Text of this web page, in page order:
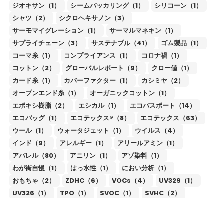
ジオキサン（1）
シームパッカリング（1）
シリコーン（1）
シャツ（2）
シクロヘキサノン（3）
サーモマイグレーション（1）
サーマルマネキン（1）
サプライチェーン（3）
サステナブル（41）
ゴム製品（1）
コーマ糸（1）
コンプライアンス（1）
コロナ禍（1）
コットン（2）
グローバルレポート（9）
クロー値（1）
カード糸（1）
カバーファクター（1）
カシミヤ（2）
オープンエンド糸（1）
オーガニックコットン（1）
エポキシ樹脂（2）
エシカル（1）
エコパスポート（14）
エコバッグ（1）
エコテックス®（8）
エコテックス（63）
ウール（1）
ウォータジェット（1）
ウイルス（4）
インド（9）
アレルギー（1）
アリールアミン（1）
アパレル（80）
アニリン（1）
アゾ染料（1）
わが街自慢（1）
はっ水性（1）
におい分析（1）
おもちゃ（2）
ZDHC（6） VOCs（4）
UV329（1）
UV326（1）
TPO（1） SVOC（1）
SVHC（2）